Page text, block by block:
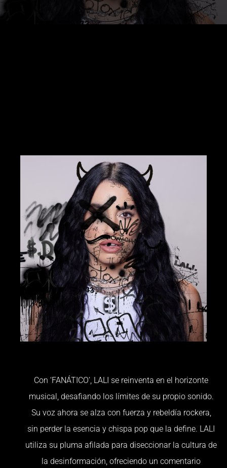
Con ‘FANÁTICO’, LALI se reinventa en el horizonte
musical, desafiando los límites de su propio sonido.
Su voz ahora se alza con fuerza y rebeldía rockera,
sin perder la esencia y chispa pop que la define. LALI
utiliza su pluma afilada para diseccionar la cultura de
la desinformación, ofreciendo un comentario